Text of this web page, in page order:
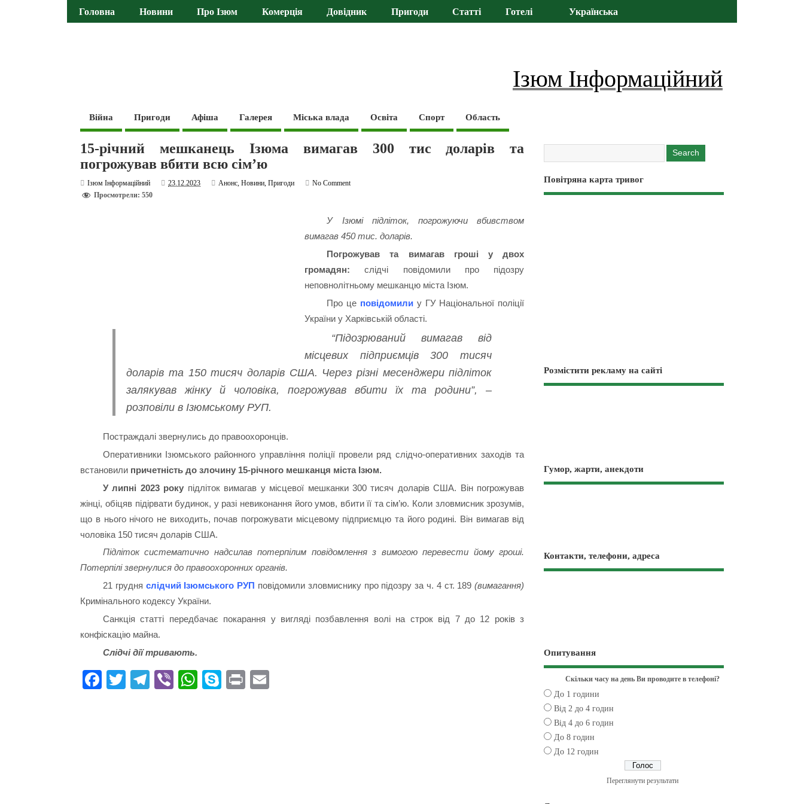
Головна Новини Про Ізюм Комерція Довідник Пригоди Статті Готелі Українська
Ізюм Інформаційний
Війна Пригоди Афіша Галерея Міська влада Освіта Спорт Область
15-річний мешканець Ізюма вимагав 300 тис доларів та
погрожував вбити всю сім’ю
Ізюм Інформаційний 23.12.2023 Анонс,Новини,Пригоди
No Comment
Просмотрели: 550
У Ізюмі підліток, погрожуючи вбивством
вимагав 450 тис. доларів.
Погрожував та вимагав гроші у двох
громадян: слідчі повідомили про підозру
неповнолітньому мешканцю міста Ізюм.
Про це повідомилиу ГУ Національної поліції
України у Харківській області.
“Підозрюваний вимагав від
місцевих підприємців 300 тисяч
доларів та 150 тисяч доларів США. Через різні месенджери підліток
залякував жінку й чоловіка, погрожував вбити їх та родини”, –
розповіли в Ізюмському РУП.
Постраждалі звернулись до правоохоронців.
Оперативники Ізюмського районного управління поліції провели ряд слідчо-оперативних заходів та
встановили причетність до злочину 15-річного мешканця міста Ізюм.
У липні 2023 року підліток вимагав у місцевої мешканки 300 тисяч доларів США. Він погрожував
жінці, обіцяв підірвати будинок, у разі невиконання його умов, вбити її та сім’ю. Коли зловмисник зрозумів,
що в нього нічого не виходить, почав погрожувати місцевому підприємцю та його родині. Він вимагав від
чоловіка 150 тисяч доларів США.
Підліток систематично надсилав потерпілим повідомлення з вимогою перевести йому гроші.
Потерпілі звернулися до правоохоронних органів.
21 грудня слідчий Ізюмського РУП повідомили зловмиснику про підозру за ч. 4 ст. 189(вимагання)
Кримінального кодексу України.
Санкція статті передбачає покарання у вигляді позбавлення волі на строк від 7 до 12 років з
конфіскацію майна.
Слідчі дії тривають.
Fa T
Te Vi
W
S
Pr
Повітряна карта тривог
Розмістити рекламу на сайті
Гумор, жарти, анекдоти
Контакти, телефони, адреса
Опитування
Скільки часу на день Ви проводите в телефоні?
До 1 години
Від 2 до 4 годин
Від 4 до 6 годин
До 8 годин
До 12 годин
Переглянути результати